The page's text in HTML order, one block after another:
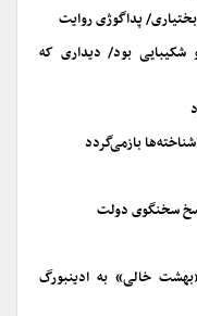
بختیاری/ پداگوژی روایت
خسرو شکیبایی بود/ دیداری که
بازمی‌گردد
سخنگوی دولت
خالی» به ادینبورگ